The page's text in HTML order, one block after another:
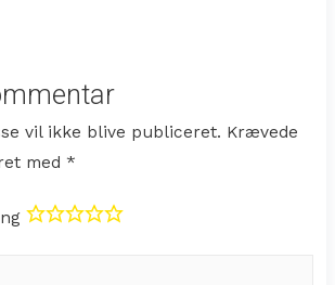
vil ikke blive publiceret. Krævede
med *